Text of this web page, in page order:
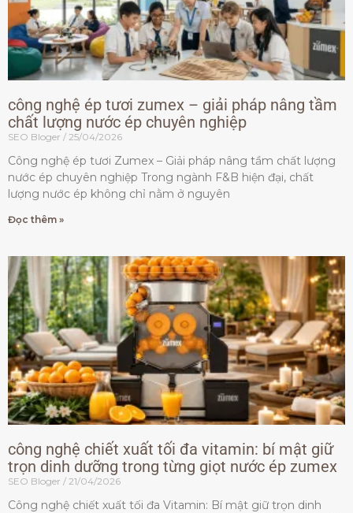
công nghệ ép tươi zumex – giải pháp nâng tầm
chất lượng nước ép chuyên nghiệp
SEO Bloger 25/04/2026
Công nghệ ép tươi Zumex – Giải pháp nâng tầm chất lượng
nước ép chuyên nghiệp Trong ngành F&B hiện đại, chất
lượng nước ép không chỉ nằm ở nguyên
Đọc thêm »
công nghệ chiết xuất tối đa vitamin: bí mật giữ
trọn dinh dưỡng trong từng giọt nước ép zumex
SEO Bloger 21/04/2026
Công nghệ chiết xuất tối đa Vitamin: Bí mật giữ trọn dinh